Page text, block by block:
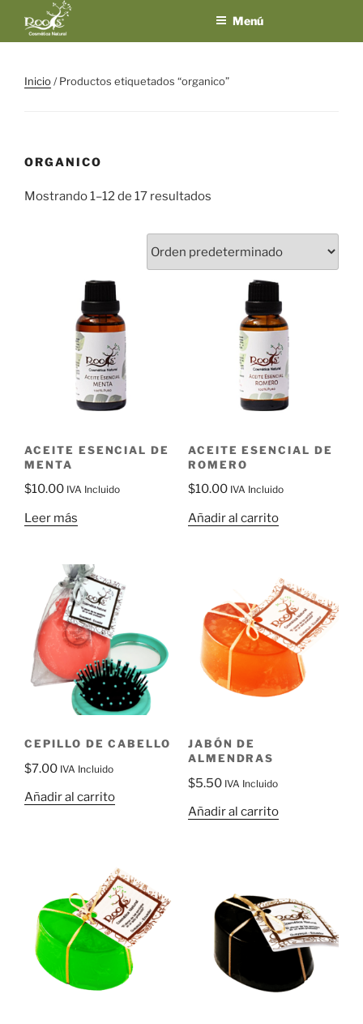
COSMÉTICA
solo producto
Menú
Inicio/ Productos etiquetados “organico”
ORGANICO
Mostrando 1–12 de 17 resultados
ACEITE ESENCIAL DE
MENTA
$10.00 IVA Incluido
Leer más
ACEITE ESENCIAL DE
ROMERO
$10.00 IVA Incluido
Añadir al carrito
CEPILLO DE CABELLO
$7.00 IVA Incluido
Añadir al carrito
JABÓN DE
ALMENDRAS
$5.50 IVA Incluido
Añadir al carrito